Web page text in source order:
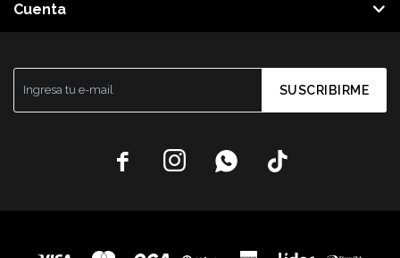
SUSCRIBIRME
   
Cuenta